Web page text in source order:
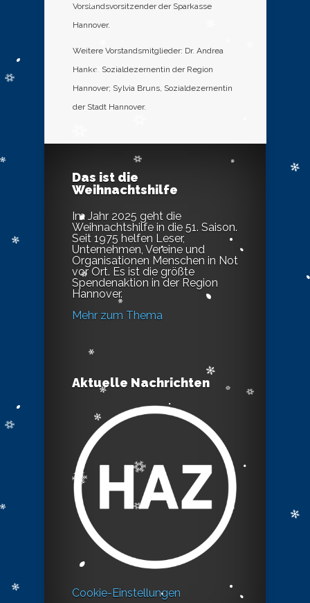
Vorstandsvorsitzender der Sparkasse
Hannover.
Weitere Vorstandsmitglieder: Dr. Andrea
Hanke, Sozialdezernentin der Region
Hannover; Sylvia Bruns, Sozialdezernentin
der Stadt Hannover.
Das ist die
Weihnachtshilfe
Im Jahr 2025 geht die
Weihnachtshilfe in die 51. Saison.
Seit 1975 helfen Leser,
Unternehmen, Vereine und
Organisationen Menschen in Not
vor Ort. Es ist die größte
Spendenaktion in der Region
Hannover.
Mehr zum Thema
Aktuelle Nachrichten
Cookie-Einstellungen